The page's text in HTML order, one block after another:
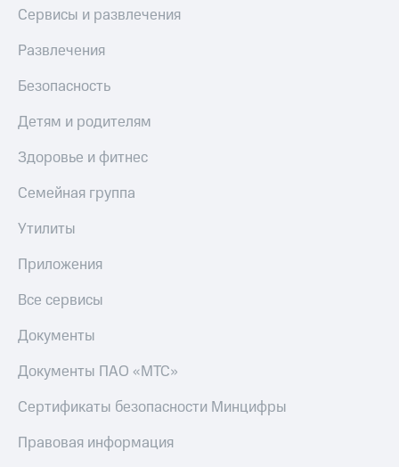
Сервисы и развлечения
Развлечения
Безопасность
Детям и родителям
Здоровье и фитнес
Семейная группа
Утилиты
Приложения
Все сервисы
Документы
Документы ПАО «МТС»
Сертификаты безопасности Минцифры
Правовая информация